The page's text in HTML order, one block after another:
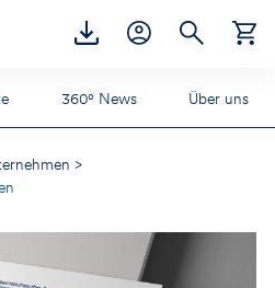
360° News Über uns
>